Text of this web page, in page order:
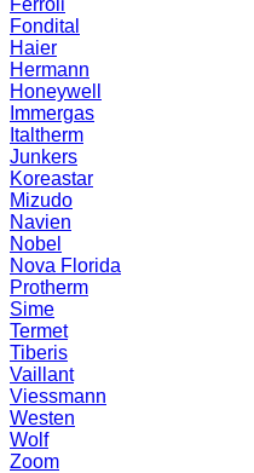
Ferroli
Fondital
Haier
Hermann
Honeywell
Immergas
Italtherm
Junkers
Koreastar
Mizudо
Navien
Nobel
Nova Florida
Protherm
Sime
Termet
Tiberis
Vaillant
Viessmann
Westen
Wolf
Zoom